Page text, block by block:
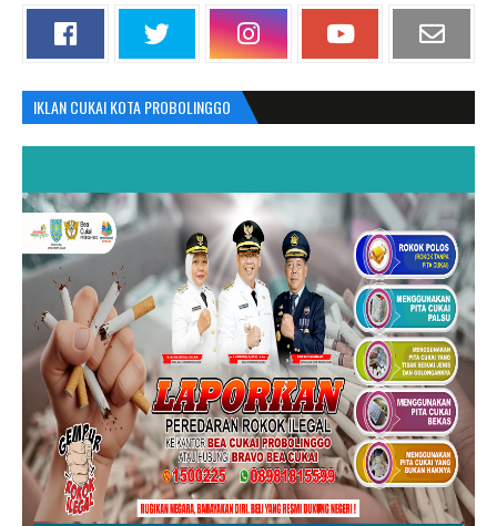
IKLAN CUKAI KOTA PROBOLINGGO